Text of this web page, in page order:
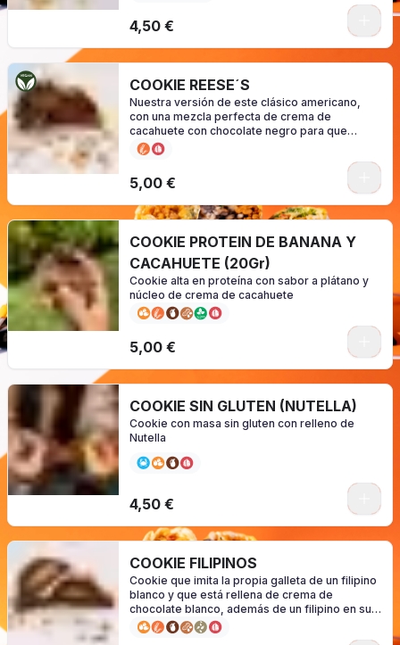
4,50 €
COOKIE REESE´S
Nuestra versión de este clásico americano,
con una mezcla perfecta de crema de
cacahuete con chocolate negro para que
puedas disfrutar de una cookie 100% vegana
5,00 €
COOKIE PROTEIN DE BANANA Y
CACAHUETE (20Gr)
Cookie alta en proteína con sabor a plátano y
núcleo de crema de cacahuete
5,00 €
COOKIE SIN GLUTEN (NUTELLA)
Cookie con masa sin gluten con relleno de
Nutella
4,50 €
COOKIE FILIPINOS
Cookie que imita la propia galleta de un filipino
blanco y que está rellena de crema de
chocolate blanco, además de un filipino en su
interior.